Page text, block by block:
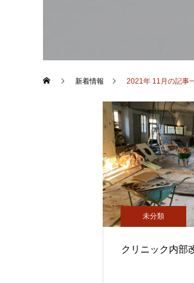
新着情報 2021年 11月の記事
未分類
クリニック内部